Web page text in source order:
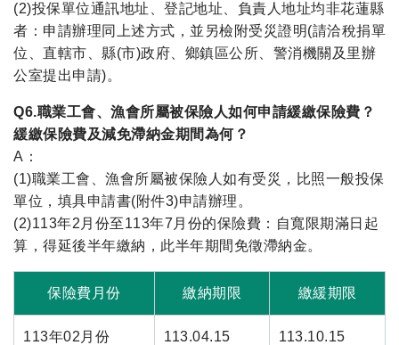
(2)投保單位通訊地址、登記地址、負責人地址均非花蓮縣
者：申請辦理同上述方式，並另檢附受災證明(請洽稅捐單
位、直轄市、縣(市)政府、鄉鎮區公所、警消機關及里辦
公室提出申請)。
Q6.職業工會、漁會所屬被保險人如何申請緩繳保險費？
緩繳保險費及減免滯納金期間為何？
A：
(1)職業工會、漁會所屬被保險人如有受災，比照一般投保
單位，填具申請書(附件3)申請辦理。
(2)113年2月份至113年7月份的保險費：自寬限期滿日起
算，得延後半年繳納，此半年期間免徵滯納金。
保險費月份 繳納期限 繳緩期限
113年02月份 113.04.15 113.10.15